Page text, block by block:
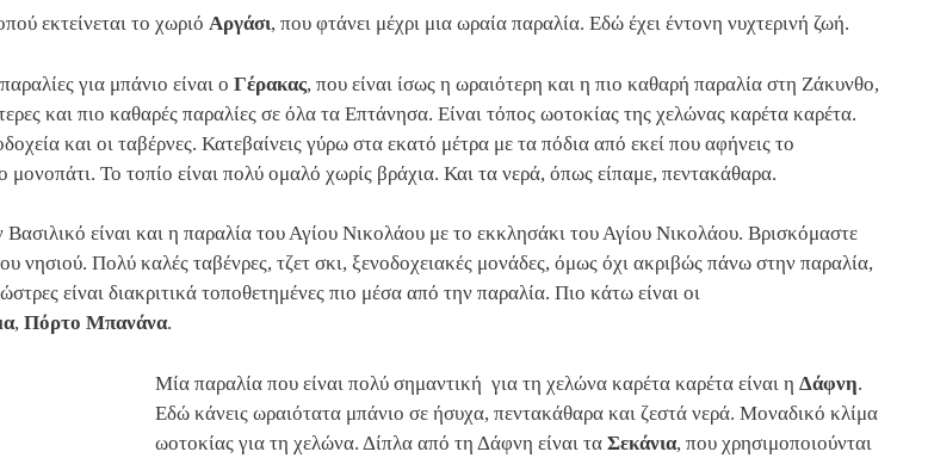
εκτείνεται το χωριό Αργάσι, που φτάνει μέχρι μια ωραία παραλία. Εδώ έχει έντονη νυχτερινή ζωή.
για μπάνιο είναι ο Γέρακας, που είναι ίσως η ωραιότερη και η πιο καθαρή παραλία στη Ζάκυνθο,
και πιο καθαρές παραλίες σε όλα τα Επτάνησα. Είναι τόπος ωοτοκίας της χελώνας καρέτα καρέτα.
και οι ταβέρνες. Κατεβαίνεις γύρω στα εκατό μέτρα με τα πόδια από εκεί που αφήνεις το
μονοπάτι. Το τοπίο είναι πολύ ομαλό χωρίς βράχια. Και τα νερά, όπως είπαμε, πεντακάθαρα.
είναι και η παραλία του Αγίου Νικολάου με το εκκλησάκι του Αγίου Νικολάου. Βρισκόμαστε
νησιού. Πολύ καλές ταβένρες, τζετ σκι, ξενοδοχειακές μονάδες, όμως όχι ακριβώς πάνω στην παραλία,
είναι διακριτικά τοποθετημένες πιο μέσα από την παραλία. Πιο κάτω είναι οι
, Πόρτο Μπανάνα.
Μία παραλία που είναι πολύ σημαντική για τη χελώνα καρέτα καρέτα είναι η Δάφνη.
Εδώ κάνεις ωραιότατα μπάνιο σε ήσυχα, πεντακάθαρα και ζεστά νερά. Μοναδικό κλίμα
ωοτοκίας για τη χελώνα. Δίπλα από τη Δάφνη είναι τα Σεκάνια, που χρησιμοποιούνται